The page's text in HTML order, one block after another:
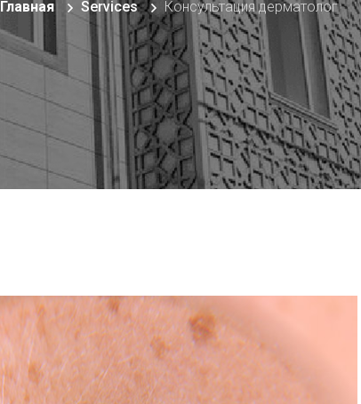
Главная Services Консультация дерматолог